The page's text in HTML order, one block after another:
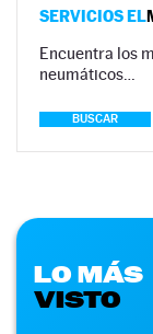
SERVICIOS EL
Encuentra los
neumáticos…
BUSCAR
LO MÁS
VISTO